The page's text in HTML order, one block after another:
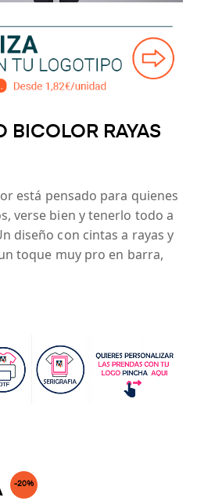
BICOLOR RAYAS
está pensado para quienes
verse bien y tenerlo todo a
diseño con cintas a rayas y
toque muy pro en barra,
-20%